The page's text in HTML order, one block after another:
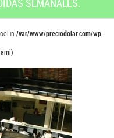
SEMANALES.
in /var/www/preciodolar.com/wp-